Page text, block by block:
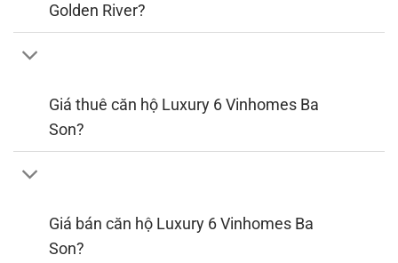
Golden River?
Giá thuê căn hộ Luxury 6 Vinhomes Ba
Son?
Giá bán căn hộ Luxury 6 Vinhomes Ba
Son?